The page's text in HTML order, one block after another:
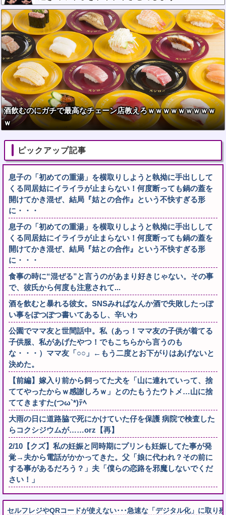
w
酒飲むのにガチで最高なチェーン店教えろｗｗｗｗｗｗｗｗｗ
ｗ
ピックアップ記事
息子の「初めての重湯」を横取りしようと執拗に手出しして
くる同居姑にイライラが止まらない！何度断っても鍋の蓋を
開けてかき混ぜ、結局『姑との合作』という不快すぎる形
に・・・
息子の「初めての重湯」を横取りしようと執拗に手出しして
くる同居姑にイライラが止まらない！何度断っても鍋の蓋を
開けてかき混ぜ、結局『姑との合作』という不快すぎる形
に・・・
食事の時に“混ぜる”と言うのがあまり好きじゃない。その事
で、彼氏から何度も注意されて...
酒を飲むと暴れる彼女。SNSみればなんか酒で失敗したっぽ
い事をぽつぽつ書いてあるし、辛いわ
公園でママ友と世間話中。私（あっ！ママ友の子供が着てる
子供服、私があげたやつ！でもこちらから言うのも
な・・・）ママ友「○○」←もう二度とお下がりはあげないと
決めた。
【前編】嫁入り前から飼ってた犬を「山に連れていって、捨
ててやったからｗ感謝しろｗ」とのたもうたウトメ…山に捨
ててきますた(つω`*)ﾃﾍ
大雨の日に道路脇で死にかけていた仔を保護 病院で検査した
らコクシジウムが……orz【再】
2/10【クズ】私の妊娠と同時期にプリンも妊娠してた事が発
覚→夫から電話がかかってきた。父「娘に代われ？その前に
する事があるだろう？」夫「僕らの恋路を邪魔しないでくだ
さい！」
セルフレジやQRコードが使えない･･･急速な「デジタル化」に取り